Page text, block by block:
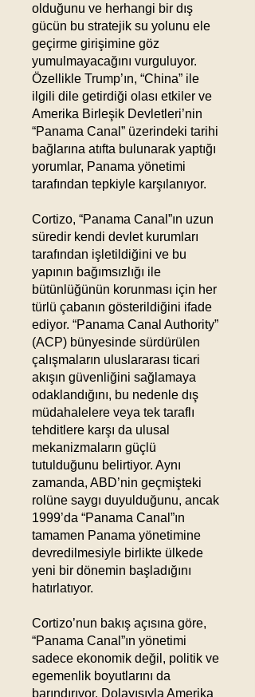
olduğunu ve herhangi bir dış
gücün bu stratejik su yolunu ele
geçirme girişimine göz
yumulmayacağını vurguluyor.
Özellikle Trump’ın, “China” ile
ilgili dile getirdiği olası etkiler ve
Amerika Birleşik Devletleri’nin
“Panama Canal” üzerindeki tarihi
bağlarına atıfta bulunarak yaptığı
yorumlar, Panama yönetimi
tarafından tepkiyle karşılanıyor.
Cortizo, “Panama Canal”ın uzun
süredir kendi devlet kurumları
tarafından işletildiğini ve bu
yapının bağımsızlığı ile
bütünlüğünün korunması için her
türlü çabanın gösterildiğini ifade
ediyor. “Panama Canal Authority”
(ACP) bünyesinde sürdürülen
çalışmaların uluslararası ticari
akışın güvenliğini sağlamaya
odaklandığını, bu nedenle dış
müdahalelere veya tek taraflı
tehditlere karşı da ulusal
mekanizmaların güçlü
tutulduğunu belirtiyor. Aynı
zamanda, ABD’nin geçmişteki
rolüne saygı duyulduğunu, ancak
1999’da “Panama Canal”ın
tamamen Panama yönetimine
devredilmesiyle birlikte ülkede
yeni bir dönemin başladığını
hatırlatıyor.
Cortizo’nun bakış açısına göre,
“Panama Canal”ın yönetimi
sadece ekonomik değil, politik ve
egemenlik boyutlarını da
barındırıyor. Dolayısıyla Amerika